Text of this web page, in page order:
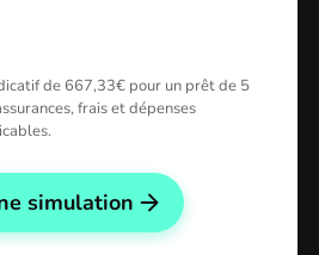
de 667,33€ pour un prêt de 5
frais et dépenses
simulation